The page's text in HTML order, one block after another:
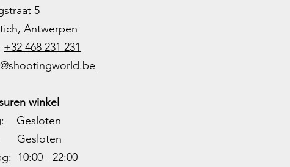
5
Antwerpen
+32 468 231 231
winkel
Gesloten
Gesloten
10:00 - 22:00